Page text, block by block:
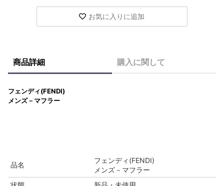
お気に入りに追加
商品詳細 購入に関して
フェンディ(FENDI)
メンズ－マフラー
品名
フェンディ(FENDI)
メンズ－マフラー